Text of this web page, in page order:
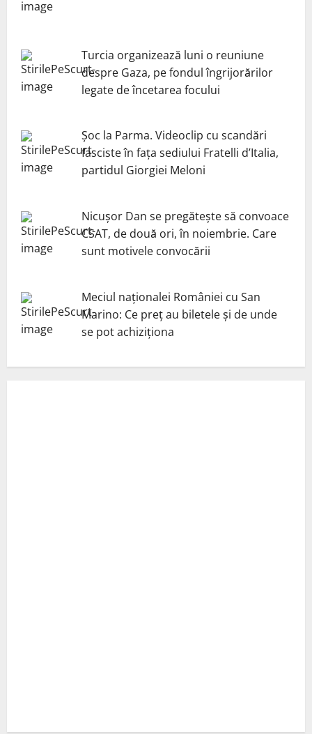
Turcia organizează luni o reuniune
despre Gaza, pe fondul îngrijorărilor
legate de încetarea focului
Șoc la Parma. Videoclip cu scandări
fasciste în fața sediului Fratelli d’Italia,
partidul Giorgiei Meloni
Nicuşor Dan se pregăteşte să convoace
CSAT, de două ori, în noiembrie. Care
sunt motivele convocării
Meciul naționalei României cu San
Marino: Ce preț au biletele și de unde
se pot achiziționa